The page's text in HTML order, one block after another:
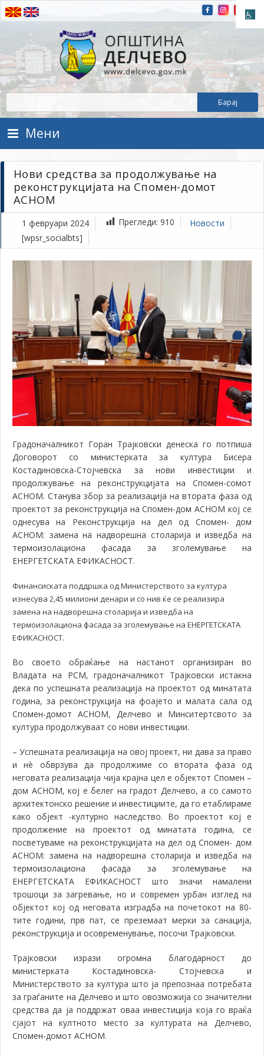
Прескокнете на содржината
Општина Делчево
Општина Делчево
Мени
Нови средства за продолжување на
реконструкцијата на Спомен-домот
АСНОМ
1 февруари 2024 Прегледи: 910
Новости
[wpsr_socialbts]
Градоначалникот Горан Трајковски денеска го потпиша
Договорот со министерката за култура Бисера
Костадиновска-Стојчевска за нови инвестиции и
продолжување на реконструкцијата на Спомен-сомот
АСНОМ. Станува збор за реализација на втората фаза од
проектот за реконструкција на Спомен-дом АСНОМ кој се
однесува на Реконструкција на дел од Спомен- дом
АСНОМ: замена на надворешна столарија и изведба на
термоизолациона фасада за зголемување на
ЕНЕРГЕТСКАТА ЕФИКАСНОСТ.
Финансиската поддршка од Министерството за култура
изнесува 2,45 милиони денари и со нив ќе се реализира
замена на надворешна столарија и изведба на
термоизолациона фасада за зголемување на ЕНЕРГЕТСКАТА
ЕФИКАСНОСТ.
Во своето обраќање на настанот организиран во
Владата на РСМ, градоначалникот Трајковски истакна
дека по успешната реализација на проектот од минатата
година, за реконструкција на фоајето и малата сала од
Спомен-домот АСНОМ, Делчево и Минситертсвото за
култура продолжуваат со нови инвестиции.
–Успешната реализација на овој проект, ни дава за право
и нè обврзува да продолжиме со втората фаза од
неговата реализација чија крајна цел е објектот Спомен –
дом АСНОМ, кој е белег на градот Делчево, а со самото
архитектонско решение и инвестициите, да го етаблираме
како објект -културно наследство. Во проектот кој е
продолжение на проектот од минатата година, се
посветуваме на реконструкцијата на дел од Спомен- дом
АСНОМ: замена на надворешна столарија и изведба на
термоизолациона фасада за зголемување на
ЕНЕРГЕТСКАТА ЕФИКАСНОСТ што значи намалени
трошоци за загревање, но и современ урбан изглед на
објектот кој од неговата изградба на почетокот на 80-
тите години, прв пат, се преземаат мерки за санација,
реконструкција и осовременување, посочи Трајковски.
Трајковски изрази огромна благодарност до
министерката Костадиновска- Стојчевска и
Министерството за култура што ја препознаа потребата
за граѓаните на Делчево и што овозможија со значителни
средства да ја поддржат оваа инвестиција која го враќа
сјајот на култното место за културата на Делчево,
Спомен-домот АСНОМ.